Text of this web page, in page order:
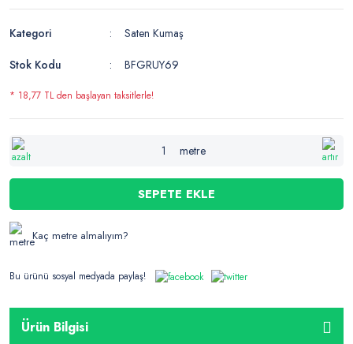
Kategori
Saten Kumaş
Stok Kodu
BFGRUY69
* 18,77 TL den başlayan taksitlerle!
metre
SEPETE EKLE
Kaç metre almalıyım?
Bu ürünü sosyal medyada paylaş!
Ürün Bilgisi